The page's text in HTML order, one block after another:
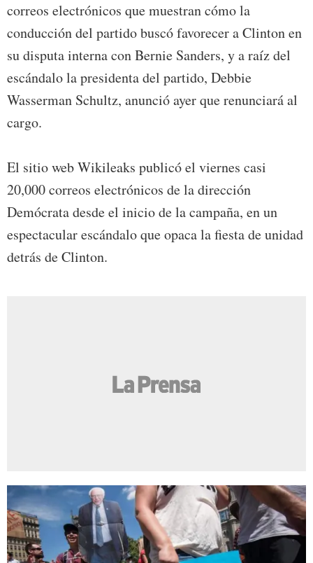
correos electrónicos que muestran cómo la
conducción del partido buscó favorecer a Clinton en
su disputa interna con Bernie Sanders, y a raíz del
escándalo la presidenta del partido, Debbie
Wasserman Schultz, anunció ayer que renunciará al
cargo.
El sitio web Wikileaks publicó el viernes casi
20,000 correos electrónicos de la dirección
Demócrata desde el inicio de la campaña, en un
espectacular escándalo que opaca la fiesta de unidad
detrás de Clinton.